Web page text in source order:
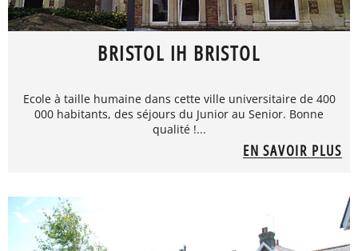
BRISTOL IH BRISTOL
Ecole à taille humaine dans cette ville universitaire de 400
000 habitants, des séjours du Junior au Senior. Bonne
qualité !...
EN SAVOIR PLUS